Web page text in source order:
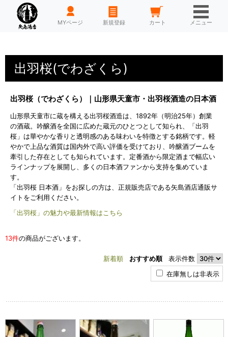
HOME MYページ 新規登録 カート メニュー
出羽桜(でわざくら)
出羽桜（でわざくら）｜山形県天童市・出羽桜酒造の日本酒
山形県天童市に蔵を構える出羽桜酒造は、1892年（明治25年）創業
の酒蔵。吟醸酒を全国に広めた蔵元のひとつとして知られ、「出羽
桜」は華やかな香りと透明感のある味わいを特徴とする銘柄です。軽
やかで上品な酒質は国内外で高い評価を受けており、吟醸酒ブームを
牽引した存在としても知られています。定番酒から限定酒まで幅広い
ラインナップを展開し、多くの日本酒ファンから支持を集めていま
す。
「出羽桜 日本酒」をお探しの方は、正規販売店である矢島酒店通販サ
イトをご利用ください。
「出羽桜」の魅力や最新情報はこちら
13件の商品がございます。
新着順 おすすめ順表示件数
在庫無しは非表示